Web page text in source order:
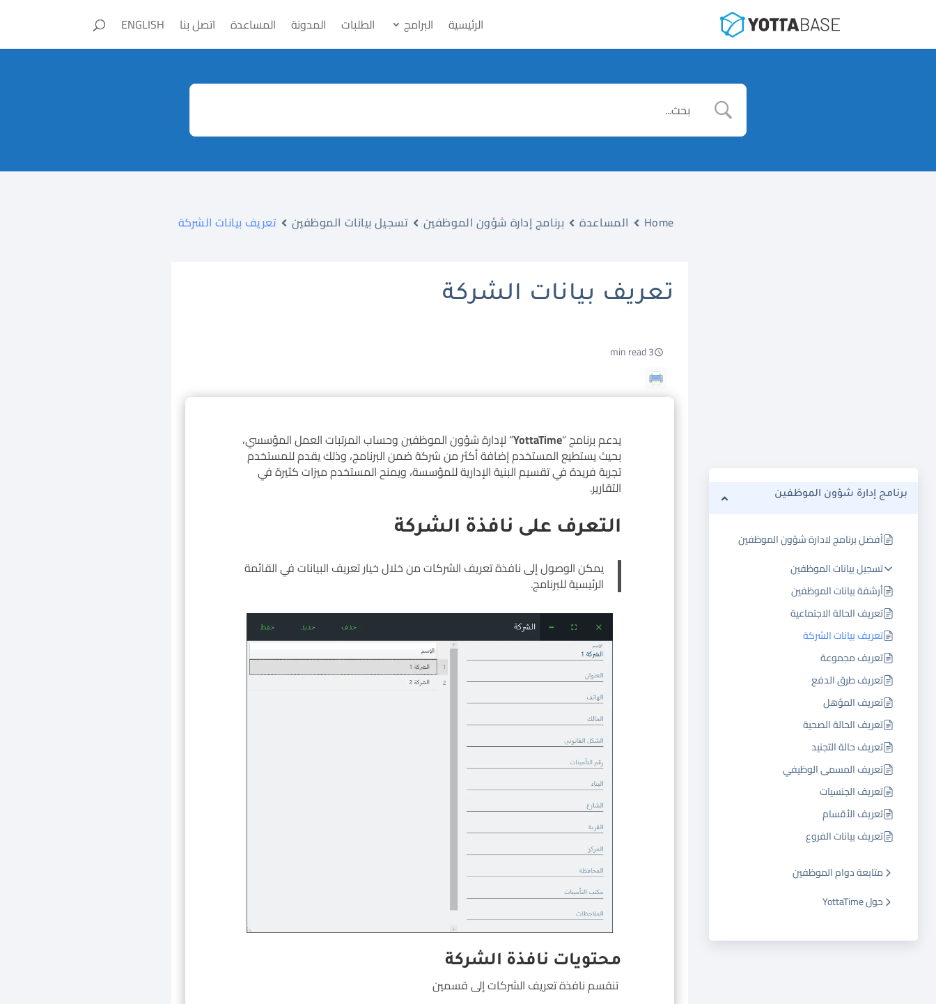
الرئيسية البرامج الطلبات المدونة المساعدة اتصل بنا ENGLISH
برنامج إدارة شؤون الموظفين
أفضل برنامج لادارة شؤون الموظفين
تسجيل بيانات الموظفين
أرشفة بيانات الموظفين
تعريف الحالة الاجتماعية
تعريف بيانات الشركة
تعريف مجموعة
تعريف طرق الدفع
تعريف المؤهل
تعريف الحالة الصحية
تعريف حالة التجنيد
تعريف المسمى الوظيفي
تعريف الجنسيات
تعريف الأقسام
تعريف بيانات الفروع
متابعة دوام الموظفين
حول YottaTime
Home المساعدة برنامج إدارة شؤون الموظفين تسجيل بيانات الموظفين تعريف بيانات الشركة
تعريف بيانات الشركة
3 min read
يدعم برنامج “YottaTime” لإدارة شؤون الموظفين وحساب المرتبات العمل المؤسسي،
بحيث يستطيع المستخدم إضافة أكثر من شركة ضمن البرنامج، وذلك يقدم للمستخدم
تجربة فريدة في تقسيم البنية الإدارية للمؤسسة، ويمنح المستخدم ميزات كثيرة في
التقارير.
التعرف على نافذة الشركة
يمكن الوصول إلى نافذة تعريف الشركات من خلال خيار تعريف البيانات في القائمة
الرئيسية للبرنامج.
محتويات نافذة الشركة
تنقسم نافذة تعريف الشركات إلى قسمين